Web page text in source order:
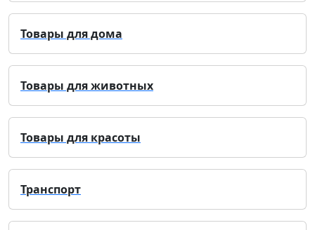
Товары для дома
Товары для животных
Товары для красоты
Транспорт